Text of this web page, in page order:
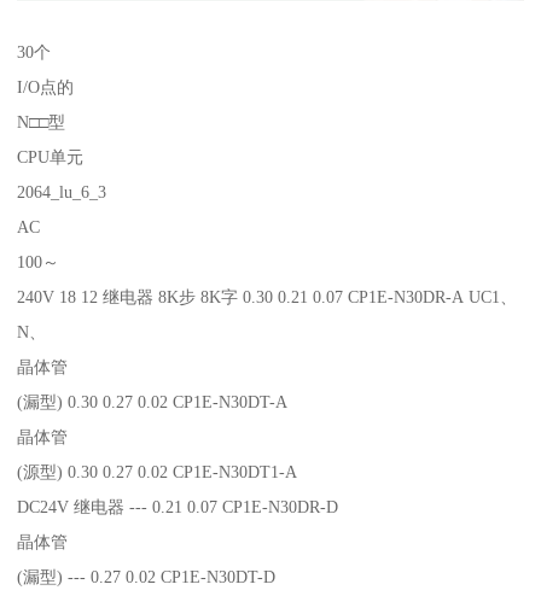
30个
I/O点的
N□□型
CPU单元
2064_lu_6_3
AC
100～
240V 18 12 继电器 8K步 8K字 0.30 0.21 0.07 CP1E-N30DR-A UC1、
N、
晶体管
(漏型) 0.30 0.27 0.02 CP1E-N30DT-A
晶体管
(源型) 0.30 0.27 0.02 CP1E-N30DT1-A
DC24V 继电器 --- 0.21 0.07 CP1E-N30DR-D
晶体管
(漏型) --- 0.27 0.02 CP1E-N30DT-D